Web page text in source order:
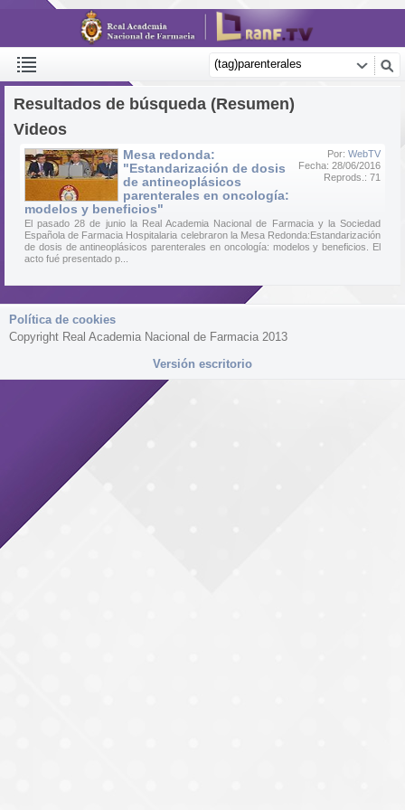
Resultados de búsqueda (Resumen)
Videos
Por: WebTV
Fecha: 28/06/2016
Reprods.: 71
Mesa redonda:
"Estandarización de dosis
de antineoplásicos
parenterales en oncología:
modelos y beneficios"
El pasado 28 de junio la Real Academia Nacional de Farmacia y la Sociedad
Española de Farmacia Hospitalaria celebraron la Mesa Redonda:Estandarización
de dosis de antineoplásicos parenterales en oncología: modelos y beneficios. El
acto fué presentado p...
Política de cookies
Copyright Real Academia Nacional de Farmacia 2013
Versión escritorio